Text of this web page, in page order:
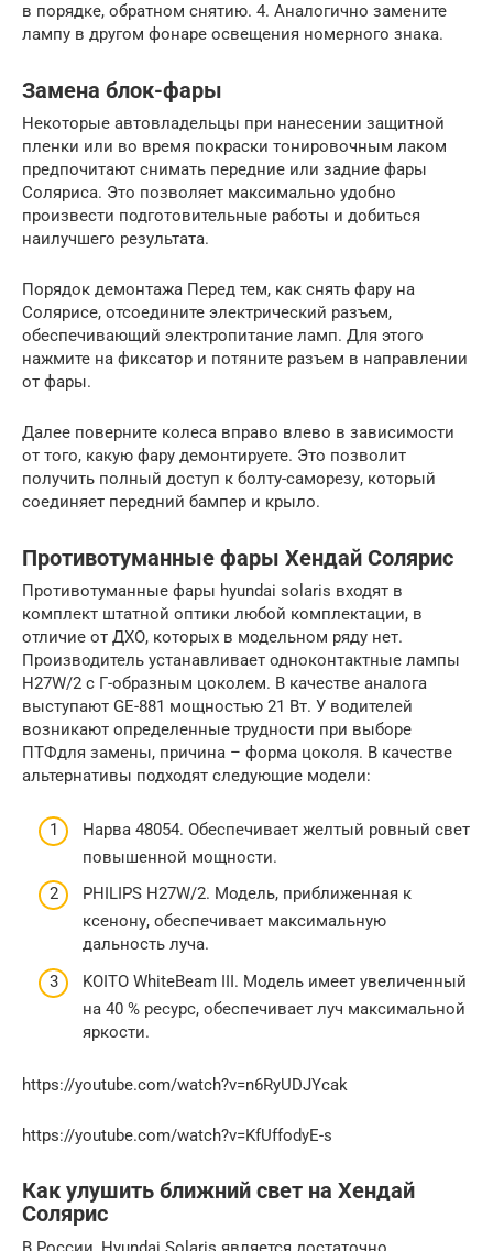
в порядке, обратном снятию. 4. Аналогично замените
лампу в другом фонаре освещения номерного знака.
Замена блок-фары
Некоторые автовладельцы при нанесении защитной
пленки или во время покраски тонировочным лаком
предпочитают снимать передние или задние фары
Соляриса. Это позволяет максимально удобно
произвести подготовительные работы и добиться
наилучшего результата.
Порядок демонтажа Перед тем, как снять фару на
Солярисе, отсоедините электрический разъем,
обеспечивающий электропитание ламп. Для этого
нажмите на фиксатор и потяните разъем в направлении
от фары.
Далее поверните колеса вправо влево в зависимости
от того, какую фару демонтируете. Это позволит
получить полный доступ к болту-саморезу, который
соединяет передний бампер и крыло.
Противотуманные фары Хендай Солярис
Противотуманные фары hyundai solaris входят в
комплект штатной оптики любой комплектации, в
отличие от ДХО, которых в модельном ряду нет.
Производитель устанавливает одноконтактные лампы
Н27W/2 с Г-образным цоколем. В качестве аналога
выступают GE-881 мощностью 21 Вт. У водителей
возникают определенные трудности при выборе
ПТФдля замены, причина – форма цоколя. В качестве
альтернативы подходят следующие модели:
Нарва 48054. Обеспечивает желтый ровный свет
повышенной мощности.
PHILIPS H27W/2. Модель, приближенная к
ксенону, обеспечивает максимальную
дальность луча.
KOITO WhiteBeam III. Модель имеет увеличенный
на 40 % ресурс, обеспечивает луч максимальной
яркости.
https://youtube.com/watch?v=n6RyUDJYcak
https://youtube.com/watch?v=KfUffodyE-s
Как улушить ближний свет на Хендай
Солярис